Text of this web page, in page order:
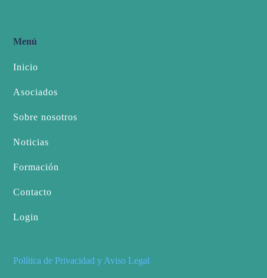
Menú
Inicio
Asociados
Sobre nosotros
Noticias
Formación
Contacto
Login
Política de Privacidad y Aviso Legal